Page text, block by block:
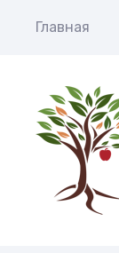
Главная